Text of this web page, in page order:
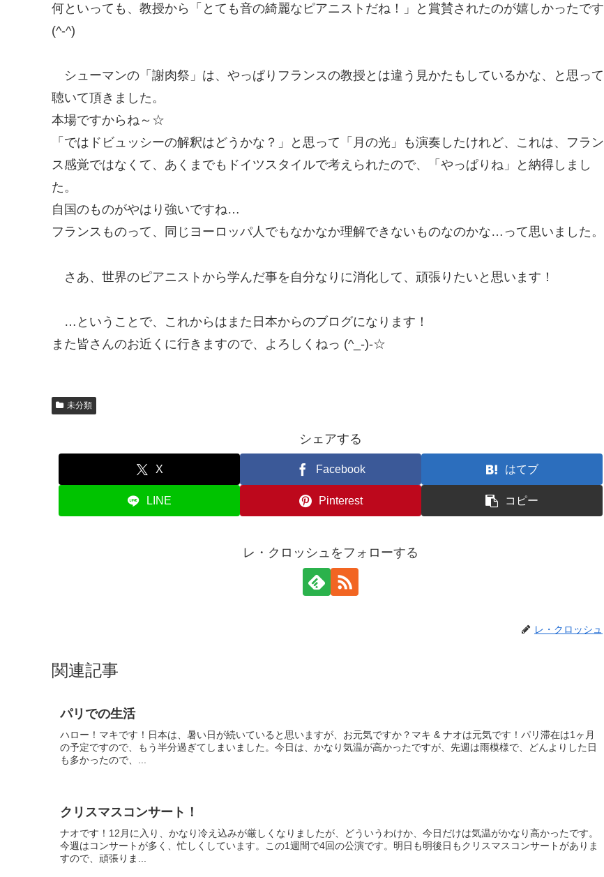
何といっても、教授から「とても音の綺麗なピアニストだね！」と賞賛されたのが嬉しかったです
(^-^)
シューマンの「謝肉祭」は、やっぱりフランスの教授とは違う見かたもしているかな、と思って
聴いて頂きました。
本場ですからね～☆
「ではドビュッシーの解釈はどうかな？」と思って「月の光」も演奏したけれど、これは、フラン
ス感覚ではなくて、あくまでもドイツスタイルで考えられたので、「やっぱりね」と納得しまし
た。
自国のものがやはり強いですね…
フランスものって、同じヨーロッパ人でもなかなか理解できないものなのかな…って思いました。
さあ、世界のピアニストから学んだ事を自分なりに消化して、頑張りたいと思います！
…ということで、これからはまた日本からのブログになります！
また皆さんのお近くに行きますので、よろしくねっ (^_-)-☆
未分類
シェアする
X Facebook はてブ
LINE Pinterest コピー
レ・クロッシュをフォローする
レ・クロッシュ
関連記事
パリでの生活
ハロー！マキです！日本は、暑い日が続いていると思いますが、お元気ですか？マキ & ナオは元気です！パリ滞在は1ヶ月
の予定ですので、もう半分過ぎてしまいました。今日は、かなり気温が高かったですが、先週は雨模様で、どんよりした日
も多かったので、...
クリスマスコンサート！
ナオです！12月に入り、かなり冷え込みが厳しくなりましたが、どういうわけか、今日だけは気温がかなり高かったです。
今週はコンサートが多く、忙しくしています。この1週間で4回の公演です。明日も明後日もクリスマスコンサートがありま
すので、頑張りま...